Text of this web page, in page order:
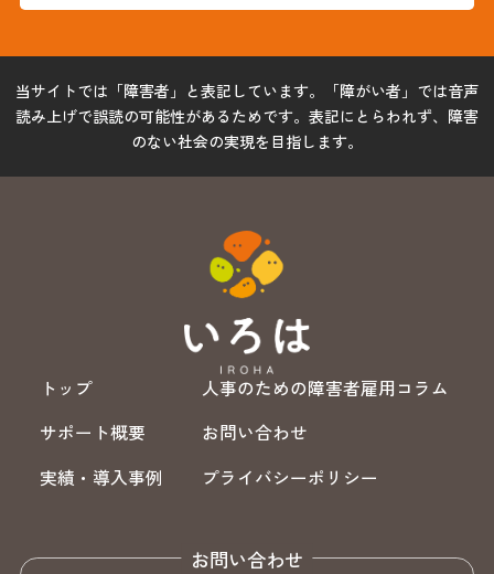
当サイトでは「障害者」と表記しています。「障がい者」では音声
読み上げで誤読の可能性があるためです。表記にとらわれず、障害
のない社会の実現を目指します。
トップ
サポート概要
実績・導入事例
人事のための障害者雇用コラム
お問い合わせ
プライバシーポリシー
お問い合わせ